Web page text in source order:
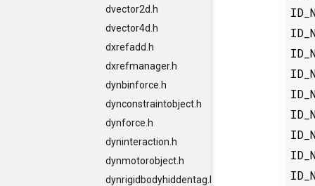
dvector2d.h
dvector4d.h
dxrefadd.h
dxrefmanager.h
dynbinforce.h
dynconstraintobject.h
dynforce.h
dyninteraction.h
dynmotorobject.h
dynrigidbodyhiddentag.h